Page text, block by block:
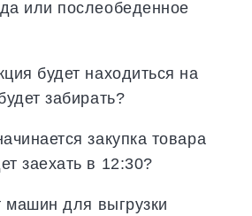
или послеобеденное
будет находиться на
забирать?
закупка товара
заехать в 12:30?
машин для выгрузки